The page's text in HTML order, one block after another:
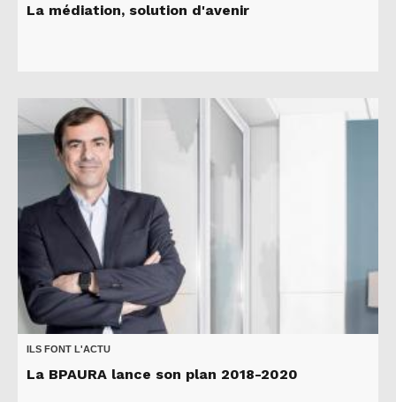
La médiation, solution d'avenir
ILS FONT L'ACTU
La BPAURA lance son plan 2018-2020